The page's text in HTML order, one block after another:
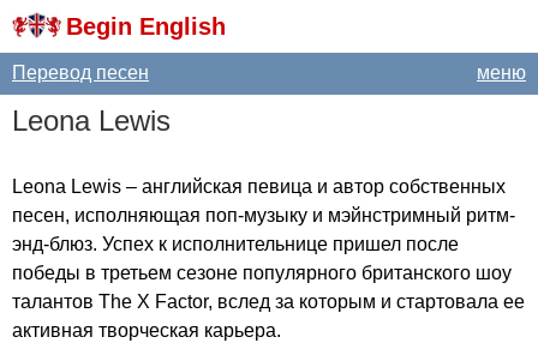
Begin English
меню
Перевод песен
Leona Lewis
Leona Lewis – английская певица и автор собственных
песен, исполняющая поп-музыку и мэйнстримный ритм-
энд-блюз. Успех к исполнительнице пришел после
победы в третьем сезоне популярного британского шоу
талантов The X Factor, вслед за которым и стартовала ее
активная творческая карьера.